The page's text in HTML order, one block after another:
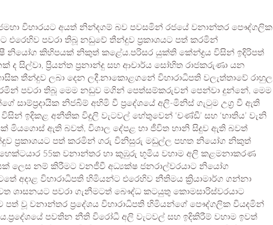
විහාරයට අයත් නින්දගම් බව පවසමින් රජයේ වනාන්තර පෞද්ගලික
එරෙහිව පවරා තිබූ නඩුවේ තීන්දුව ප්‍රකාශයට පත් කරමින්
නියෝග කිහිපයක් නිකුත් කළේය.පරිසර යුක්ති කේන්ද්‍රය විසින් ඉදිරිපත්
ද සිල්වා, ප්‍රියන්ත ප්‍රනාන්දු සහ ආචාර්ය සෝභිත රාජකරුණා යන
තීන්දුව ලබා දෙන ලදී.නාකොළගනේ විහාරාධිපති වලැත්තාවේ රාහුල
පවරා තිබූ මෙම නඩුව මගින් පෙත්සම්කරුවන් පෙන්වා දුන්නේ, මෙම
සාම්ප්‍රදායික නිජබිම් අහිමි වී ප්‍රදේශයේ අලි-මිනිස් ගැටුම උග්‍ර වී ඇති
ඉදිකළ අනීතික විදුලි වැටවල් හේතුවෙන් ‘චණ්ඩී’ සහ ‘භාතිය’ වැනි
මියගොස් ඇති බවත්, විශාල දේපළ හා ජීවිත හානි සිදුව ඇති බවත්
ප්‍රකාශයට පත් කරමින් ගරු විනිසුරු මඩුල්ල පහත නියෝග නිකුත්
55ක වනාන්තර හා කුඹුරු භූමිය වහාම අලි කළමනාකරණ
ලෙස නම් කිරීමට වනජීවී අධ්‍යක්ෂ ජනරාල්වරයාට නියෝග
අදාළ විහාරාධිපති හිමියන්ට එරෙහිව නීතිමය ක්‍රියාමාර්ග ගන්නා
ශාසනයට පවරා ගැනීමටත් බෞද්ධ කටයුතු කොමසාරිස්වරයාට
වූ වනාන්තර ප්‍රදේශය විහාරාධිපති හිමියන්ගේ පෞද්ගලික වියදමින්
පවතින නීති විරෝධී අලි වැටවල් සහ ඉදිකිරීම් වහාම ඉවත්